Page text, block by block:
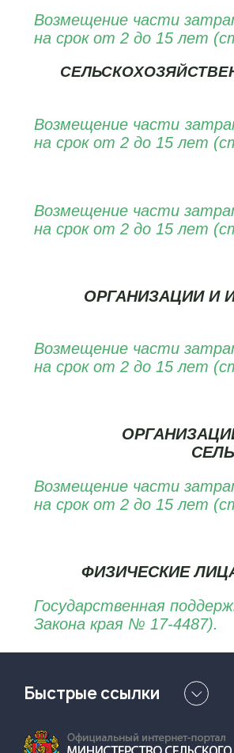
Возмещение части
на срок от 2 до 15 лет
Возмещение части
на срок от 2 до 15 лет
Возмещение части
на срок от 2 до 15 лет
ОРГАНИЗАЦИИ И
Возмещение части
на срок от 2 до 15 лет
Возмещение части
на срок от 2 до 15 лет
ФИЗИЧЕСКИЕ
Государственная
Закона края № 17-4487).
Быстрые ссылки